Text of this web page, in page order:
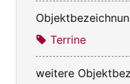
Terrine
weitere